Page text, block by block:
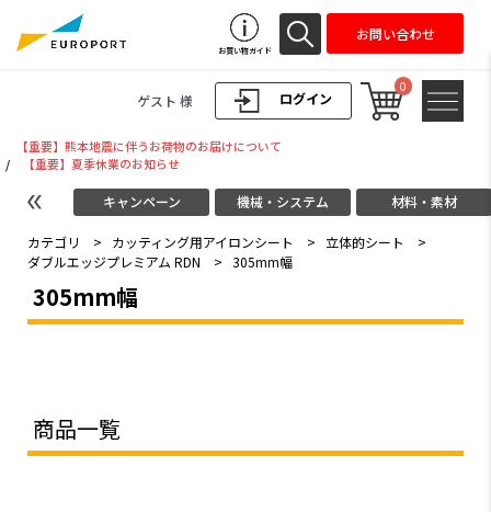
ログイン
ゲスト 様
0
お買い物ガイド
お問い合わせ
【重要】熊本地震に伴うお荷物のお届けについて
/
【重要】夏季休業のお知らせ
キャンペーン 機械・システム 材料・素材
カテゴリ > カッティング用アイロンシート > 立体的シート
>
ダブルエッジプレミアム RDN
> 305mm幅
305mm幅
商品一覧